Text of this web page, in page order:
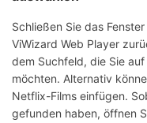
Schließen Sie das
ViWizard Web Player
dem Suchfeld, die Sie
möchten. Alternativ
Netflix-Films einfügen.
gefunden haben, öffnen